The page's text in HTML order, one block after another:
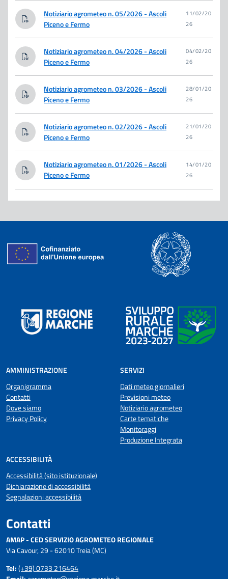
Notiziario agrometeo n. 05/2026 - Ascoli
Piceno e Fermo
11/02/20
26
Notiziario agrometeo n. 04/2026 - Ascoli
Piceno e Fermo
04/02/20
26
Notiziario agrometeo n. 03/2026 - Ascoli
Piceno e Fermo
28/01/20
26
Notiziario agrometeo n. 02/2026 - Ascoli
Piceno e Fermo
21/01/20
26
Notiziario agrometeo n. 01/2026 - Ascoli
Piceno e Fermo
14/01/20
26
AMMINISTRAZIONE
Organigramma
Contatti
Dove siamo
Privacy Policy
SERVIZI
Dati meteo giornalieri
Previsioni meteo
Notiziario agrometeo
Carte tematiche
Monitoraggi
Produzione Integrata
ACCESSIBILITÀ
Accessibilità (sito istituzionale)
Dichiarazione di accessibilità
Segnalazioni accessibilità
Contatti
AMAP - CED SERVIZIO AGROMETEO REGIONALE
Via Cavour, 29 - 62010 Treia (MC)
Tel:(+39) 0733 216464